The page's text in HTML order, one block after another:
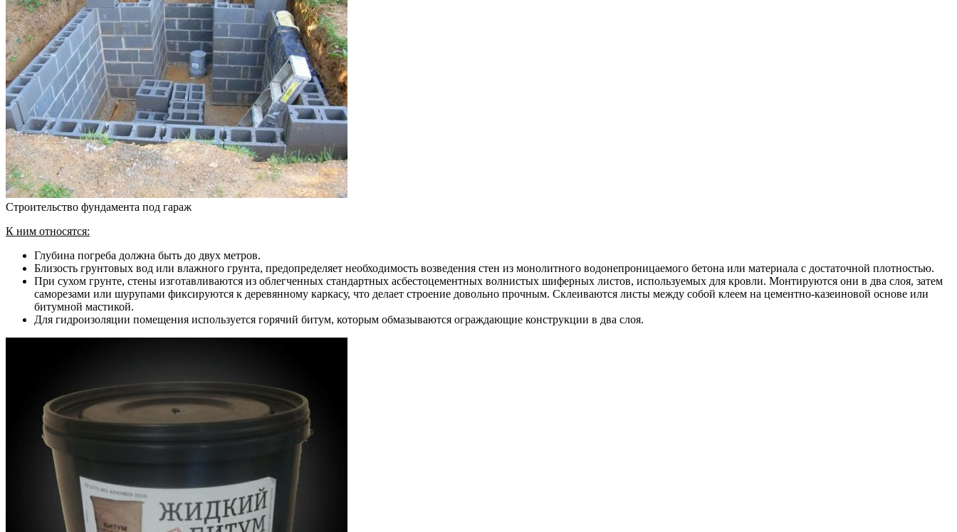
Строительство фундамента под гараж
К ним относятся:
Глубина погреба должна быть до двух метров.
Близость грунтовых вод или влажного грунта, предопределяет необходимость возведения стен из монолитного водонепроницаемого бетона или материала с достаточной плотностью.
При сухом грунте, стены изготавливаются из облегченных стандартных асбестоцементных волнистых шиферных листов, используемых для кровли. Монтируются они в два слоя, затем
саморезами или шурупами фиксируются к деревянному каркасу, что делает строение довольно прочным. Склеиваются листы между собой клеем на цементно-казеиновой основе или
битумной мастикой.
Для гидроизоляции помещения используется горячий битум, которым обмазываются ограждающие конструкции в два слоя.